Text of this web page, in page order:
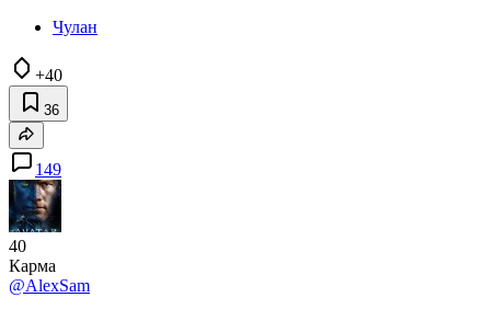
Чулан
+40
36
149
40
Карма
@AlexSam